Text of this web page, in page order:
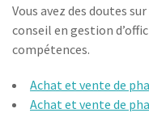
Vous avez des doutes
conseil en gestion
compétences.
Achat et vente de
Achat et vente de